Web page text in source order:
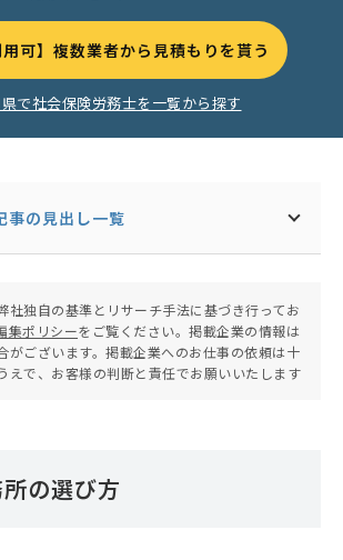
用可】複数業者から見積もりを貰う
で社会保険労務士を一覧から探す
事の見出し一覧
社独自の基準とリサーチ手法に基づき行ってお
集ポリシーをご覧ください。掲載企業の情報は
がございます。掲載企業へのお仕事の依頼は十
えで、お客様の判断と責任でお願いいたします
の選び方